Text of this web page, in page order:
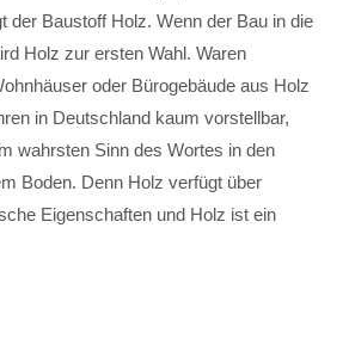
der Baustoff Holz. Wenn der Bau in die
Holz zur ersten Wahl. Waren
oder Bürogebäude aus Holz
in Deutschland kaum vorstellbar,
wahrsten Sinn des Wortes in den
Boden. Denn Holz verfügt über
Eigenschaften und Holz ist ein